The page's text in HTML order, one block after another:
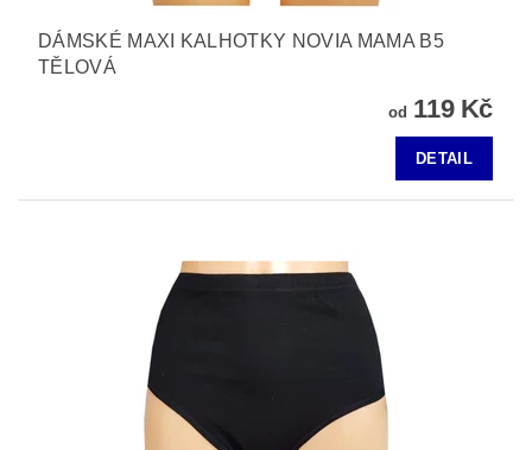
DÁMSKÉ MAXI KALHOTKY NOVIA MAMA B5
TĚLOVÁ
od 119 Kč
DETAIL